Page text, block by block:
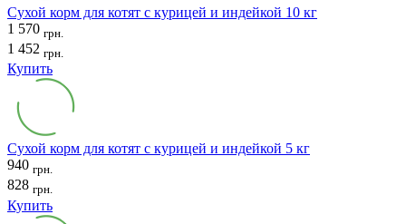
Сухой корм для котят с курицей и индейкой 10 кг
1 570 грн.
1 452 грн.
Купить
Сухой корм для котят с курицей и индейкой 5 кг
940 грн.
828 грн.
Купить